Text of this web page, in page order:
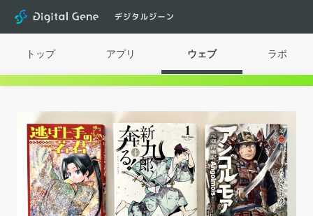
Digital Gene
トップ アプリ ウェブ ラボ